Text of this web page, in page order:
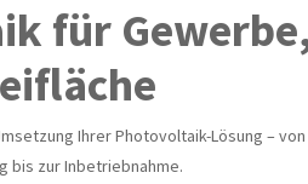
für
Ihrer Photovoltaik-Lösung –
bis zur Inbetriebnahme.